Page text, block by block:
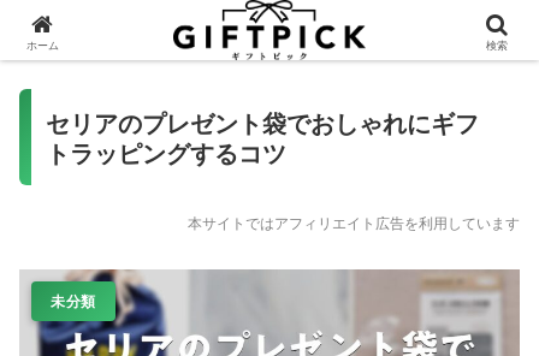
セリアのプレゼント袋でおしゃれにギフ
トラッピングするコツ
本サイトではアフィリエイト広告を利用しています
未分類
ホーム 検索